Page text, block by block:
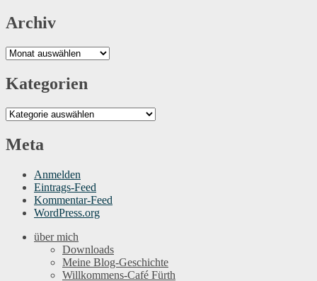
Archiv
Archiv
Kategorien
Kategorien
Meta
Anmelden
Eintrags-Feed
Kommentar-Feed
WordPress.org
über mich
Downloads
Meine Blog-Geschichte
Willkommens-Café Fürth